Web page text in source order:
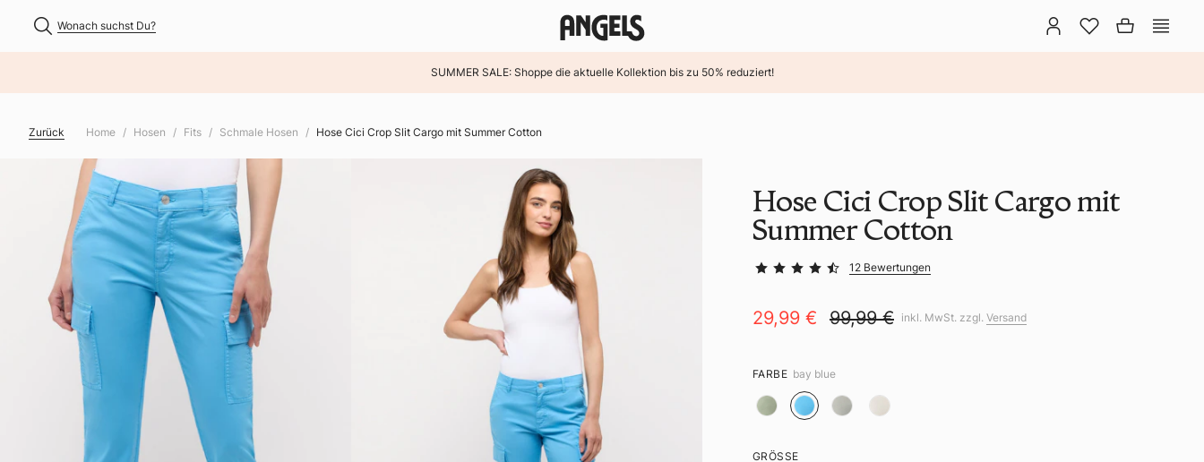
Wonach suchst Du?
SUMMER SALE: Shoppe die aktuelle Kollektion bis zu 50% reduziert!
Zurück Home Hosen Fits Schmale Hosen Hose Cici Crop Slit Cargo mit Summer Cotton
Hose Cici Crop Slit Cargo mit
Summer Cotton
12 Bewertungen
29,99 € 99,99 € inkl. MwSt. zzgl. Versand
FARBE bay blue
GRÖSSE